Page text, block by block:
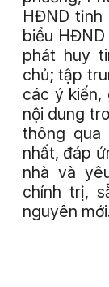
HĐND tỉnh
biểu
phát huy
chủ; tập
các ý kiến,
nội dung
thông
nhất, đáp
nhà và
chính trị,
nguyên